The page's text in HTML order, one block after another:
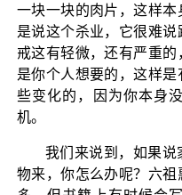
一块一块的肉片，这样
是说这个杀业，它很难
戒这有轻微，还有严重
是你个人想要的，这样
些变化的，因为你本身
机。
我们来说到，如果
物来，你怎么办呢？六